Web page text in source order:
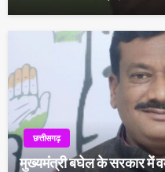
छत्तीसगढ़
मुख्यमंत्री बघेल के सरकार में